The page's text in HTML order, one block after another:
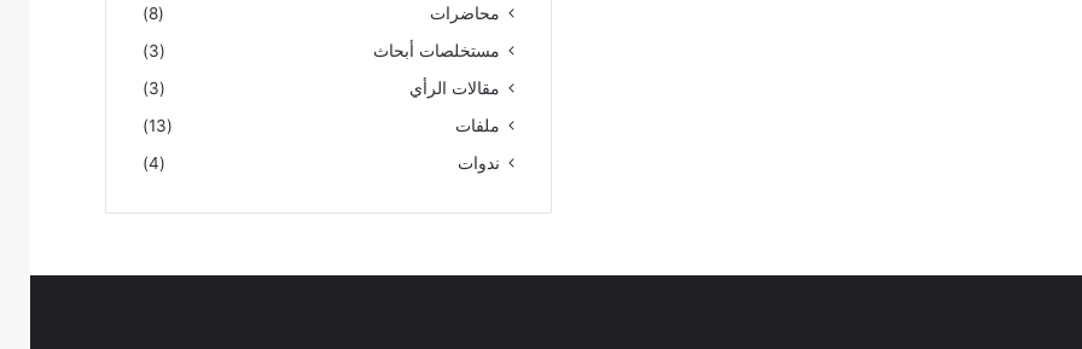
محاضرات
(8)
مستخلصات أبحاث
(3)
مقالات الرأي
(3)
ملفات
(13)
ندوات
(4)